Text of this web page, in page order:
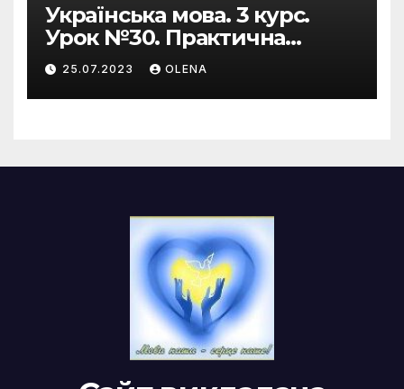
Українська мова. 3 курс.
Урок №30. Практична
риторика. Оцінювальні
жанри. Характеристика
25.07.2023 OLENA